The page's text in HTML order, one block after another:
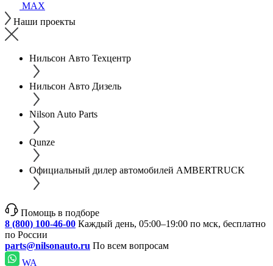
MAX
Наши проекты
Нильсон Авто Техцентр
Нильсон Авто Дизель
Nilson Auto Parts
Qunze
Официальный дилер автомобилей AMBERTRUCK
Помощь в подборе
8 (800) 100-46-00 Каждый день, 05:00–19:00 по мск, бесплатно
по России
parts@nilsonauto.ru По всем вопросам
WA